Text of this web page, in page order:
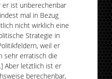
er ist unberechenbar
mal in Bezug
nicht wirklich eine
Strategie in
weil er
sehr erratisch die
Aber letztlich ist er
berechenbar,